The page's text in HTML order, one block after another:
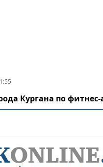
Кургана по